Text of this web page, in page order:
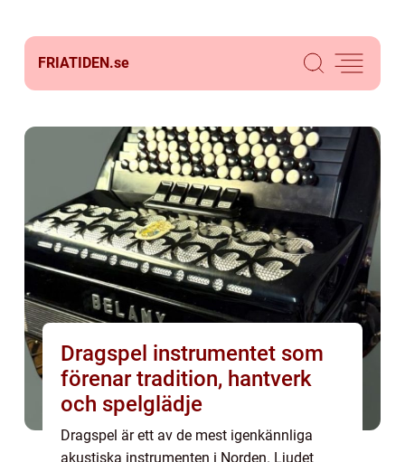
FRIATIDEN.se
Dragspel instrumentet som
förenar tradition, hantverk
och spelglädje
Dragspel är ett av de mest igenkännliga
akustiska instrumenten i Norden. Ljudet